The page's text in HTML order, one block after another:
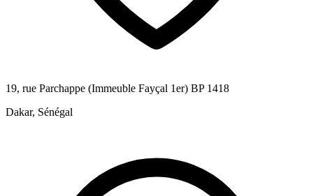
19, rue Parchappe (Immeuble Fayçal 1er) BP 1418
Dakar, Sénégal